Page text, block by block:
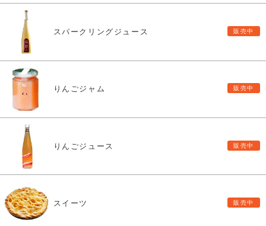
スパークリングジュース
りんごジャム
りんごジュース
スイーツ